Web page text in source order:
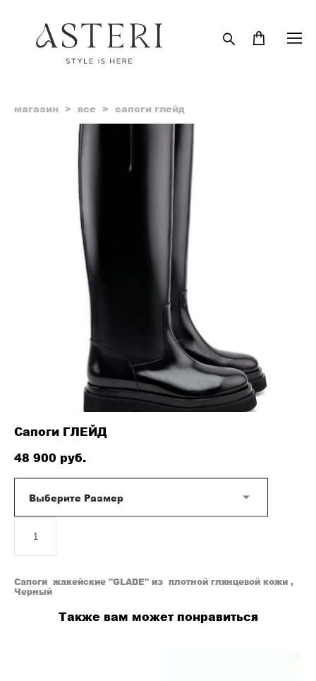
магазин > все > сапоги глейд
Сапоги ГЛЕЙД
48 900 pуб.
Выберите Размер
Сапоги жакейские "GLADE" из плотной глянцевой кожи ,
Черный
Также вам может понравиться